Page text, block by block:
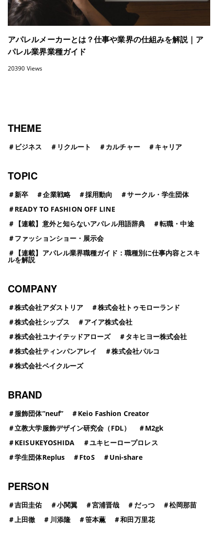
アパレルメーカーとは？仕事や業界の仕組みを解説｜ア
パレル業界業種ガイド
20390 Views
THEME
＃ ビジネス ＃ リクルート ＃カルチャー ＃キャリア
TOPIC
＃新卒 ＃企業戦略 ＃採用動向 ＃サークル・学生団体
＃READY TO FASHION OFF LINE
＃ 【連載】意外と知らないアパレル用語辞典 ＃転職・中途
＃ファッションショー・展示会
＃ 【連載】アパレル業界職種ガイド：職種別に仕事内容とスキ
ルを解説
COMPANY
＃株式会社アダストリア ＃株式会社トゥモローランド
＃株式会社シップス ＃アイア株式会社
＃株式会社ユナイテッドアローズ ＃タキヒヨー株式会社
＃株式会社ティンパンアレイ ＃株式会社パルコ
＃株式会社ベイクルーズ
BRAND
＃服飾団体”neuf” ＃Keio Fashion Creator
＃立教大学服飾デザイン研究会（FDL） ＃M2gk
＃KEISUKEYOSHIDA ＃ユキヒーロープロレス
＃学生団体Replus ＃FtoS ＃Uni-share
PERSON
＃吉田圭佑 ＃小関翼 ＃宮浦晋哉 ＃ だっつ ＃松岡那苗
＃ 上田徹 ＃ 川添隆 ＃笹本薫 ＃和田万里花